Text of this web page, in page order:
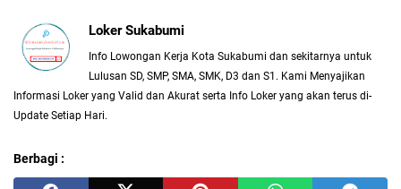
Loker Sukabumi
Info Lowongan Kerja Kota Sukabumi dan sekitarnya untuk
Lulusan SD, SMP, SMA, SMK, D3 dan S1. Kami Menyajikan
Informasi Loker yang Valid dan Akurat serta Info Loker yang akan terus di-
Update Setiap Hari.
Berbagi :